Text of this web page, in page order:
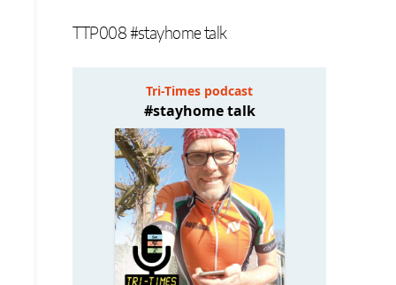
TTP008 #stayhome talk